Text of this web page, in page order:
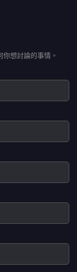
想討論的事情。